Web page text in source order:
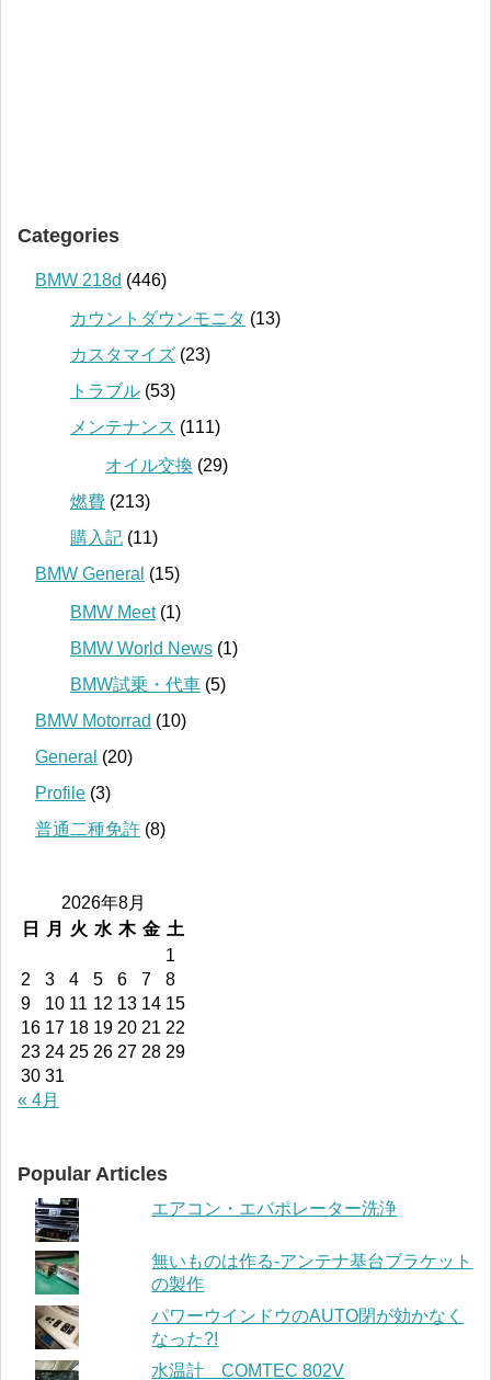
Categories
BMW 218d (446)
カウントダウンモニタ (13)
カスタマイズ (23)
トラブル (53)
メンテナンス (111)
オイル交換 (29)
燃費 (213)
購入記 (11)
BMW General (15)
BMW Meet(1)
BMW World News (1)
BMW試乗・代車 (5)
BMW Motorrad (10)
General (20)
Profile (3)
普通二種免許 (8)
2026年8月
日
月 火 水 木 金 土
1
2
3 4 5 6 7
8
9
10 11 12 13 14 15
16 17 18 19 20 21 22
23 24 25 26 27 28 29
30 31
« 4月
Popular Articles
エアコン・エバポレーター洗浄
無いものは作る-アンテナ基台ブラケット
の製作
パワーウインドウのAUTO閉が効かなく
なった?!
水温計 COMTEC 802V